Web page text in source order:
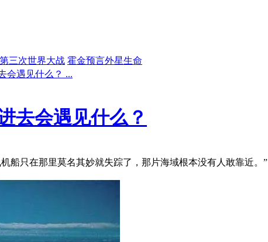
第三次世界大战 霍金预言外星生命
会遇见什么？ ...
去会遇见什么？
船只在那里莫名其妙就失踪了，那片海域根本没有人敢靠近。”